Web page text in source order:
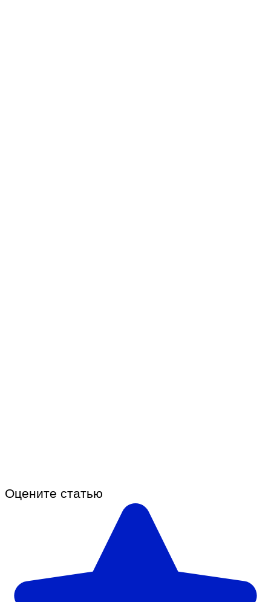
Оцените статью